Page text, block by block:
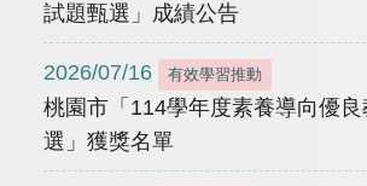
試題甄選」成績公告
2026/07/16 有效學習推動
桃園市「114學年度素養導向優
選」獲獎名單